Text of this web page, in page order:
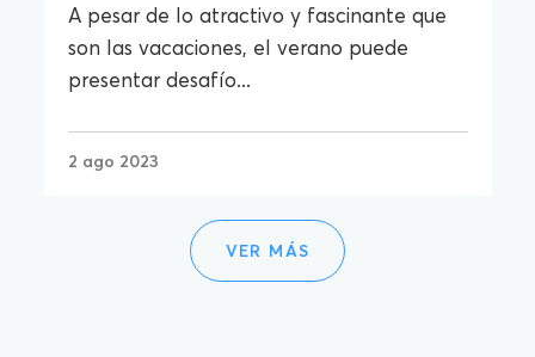
A pesar de lo atractivo y fascinante que
son las vacaciones, el verano puede
presentar desafío...
2 ago 2023
VER MÁS